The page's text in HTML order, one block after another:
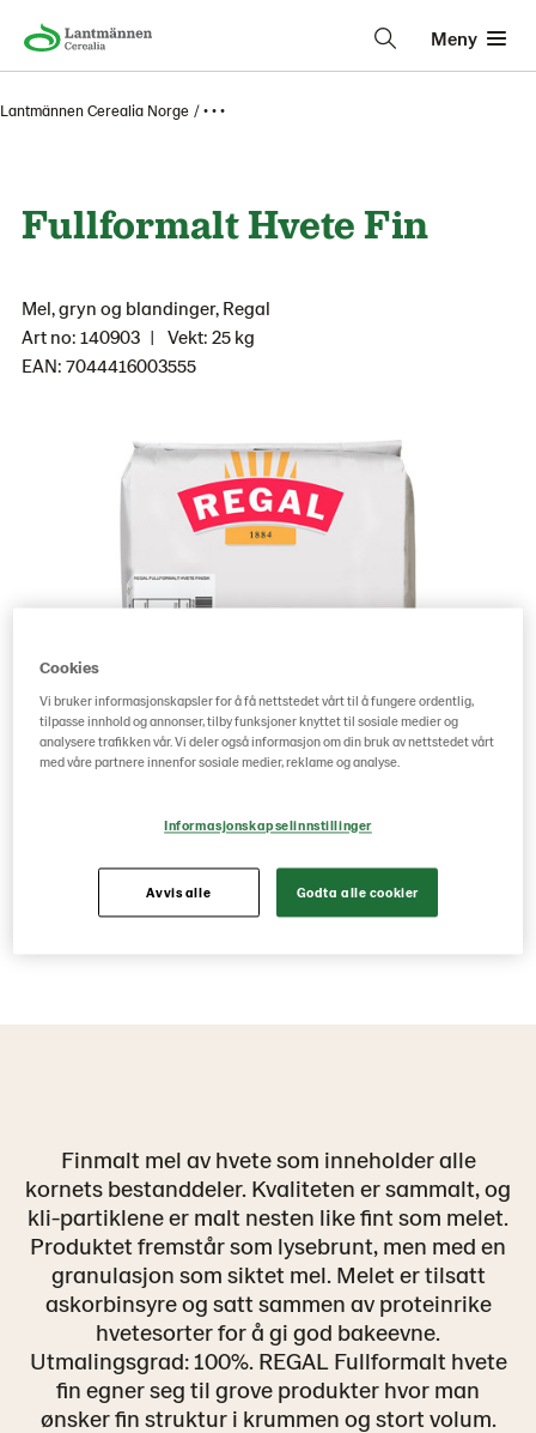
Meny
Lantmännen Cerealia Norge • • •
Fullformalt Hvete Fin
Mel, gryn og blandinger, Regal
Art no: 140903
Vekt: 25 kg
EAN: 7044416003555
Finmalt mel av hvete som inneholder alle
kornets bestanddeler. Kvaliteten er sammalt, og
kli-partiklene er malt nesten like fint som melet.
Produktet fremstår som lysebrunt, men med en
granulasjon som siktet mel. Melet er tilsatt
askorbinsyre og satt sammen av proteinrike
hvetesorter for å gi god bakeevne.
Utmalingsgrad: 100%. REGAL Fullformalt hvete
fin egner seg til grove produkter hvor man
ønsker fin struktur i krummen og stort volum.
Cookies
Vi bruker informasjonskapsler for å få nettstedet vårt til å fungere ordentlig,
tilpasse innhold og annonser, tilby funksjoner knyttet til sosiale medier og
analysere trafikken vår. Vi deler også informasjon om din bruk av nettstedet vårt
med våre partnere innenfor sosiale medier, reklame og analyse.
Informasjonskapselinnstillinger
Avvis alle Godta alle cookier